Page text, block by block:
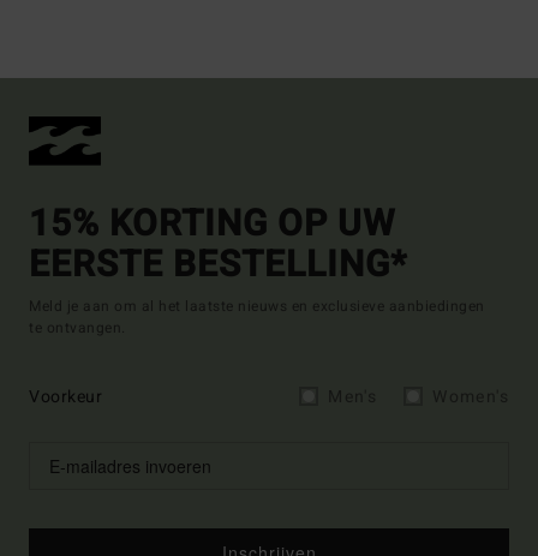
15% KORTING OP UW
EERSTE BESTELLING*
Meld je aan om al het laatste nieuws en exclusieve aanbiedingen
te ontvangen.
Voorkeur